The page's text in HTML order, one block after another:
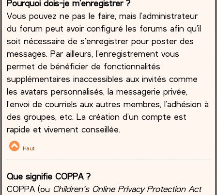
Pourquoi dois-je m’enregistrer ?
Vous pouvez ne pas le faire, mais l’administrateur
du forum peut avoir configuré les forums afin qu’il
soit nécessaire de s’enregistrer pour poster des
messages. Par ailleurs, l’enregistrement vous
permet de bénéficier de fonctionnalités
supplémentaires inaccessibles aux invités comme
les avatars personnalisés, la messagerie privée,
l’envoi de courriels aux autres membres, l’adhésion à
des groupes, etc. La création d’un compte est
rapide et vivement conseillée.
Haut
Que signifie COPPA ?
COPPA (ou Children’s Online Privacy Protection Act